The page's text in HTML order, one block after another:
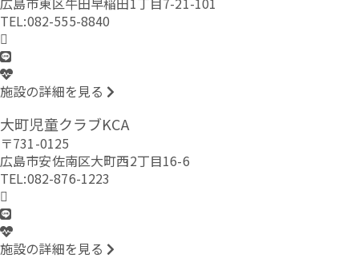
TEL:082-555-8840
施設の詳細を見る
大町児童クラブKCA
〒731-0125
広島市安佐南区大町西2丁目16-6
TEL:082-876-1223
施設の詳細を見る